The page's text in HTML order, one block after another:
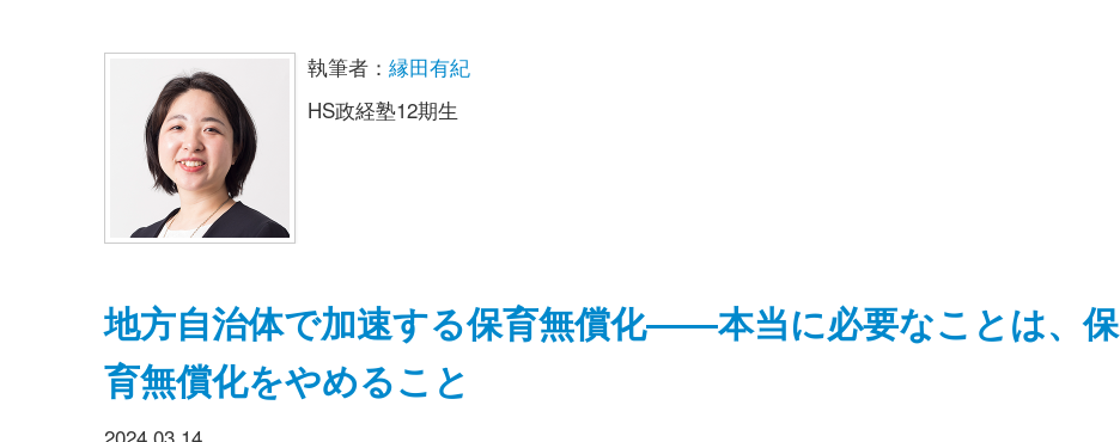
執筆者： 縁田有紀
HS政経塾12期生
地方自治体で加速する保育無償化――本当に必要なことは、保
育無償化をやめること